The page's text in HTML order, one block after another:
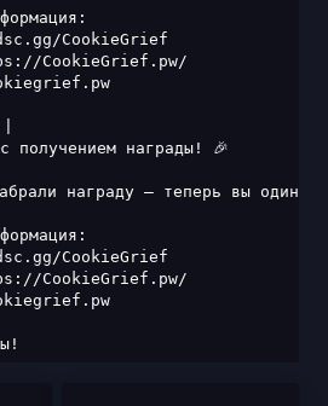
CookieGrief
CookieGrief.pw/
получением награды! 🎉
награду — теперь вы один
CookieGrief
CookieGrief.pw/